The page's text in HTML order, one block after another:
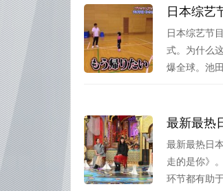
日本综艺
日本综艺节
式。为什么
爆全球。池
最新最热
最新最热日
走的是你》
环节都有助